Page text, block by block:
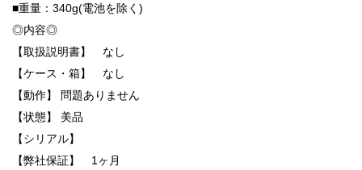
■重量：340g(電池を除く)
◎内容◎
【取扱説明書】 なし
【ケース・箱】 なし
【動作】 問題ありません
【状態】 美品
【シリアル】
【弊社保証】 1ヶ月